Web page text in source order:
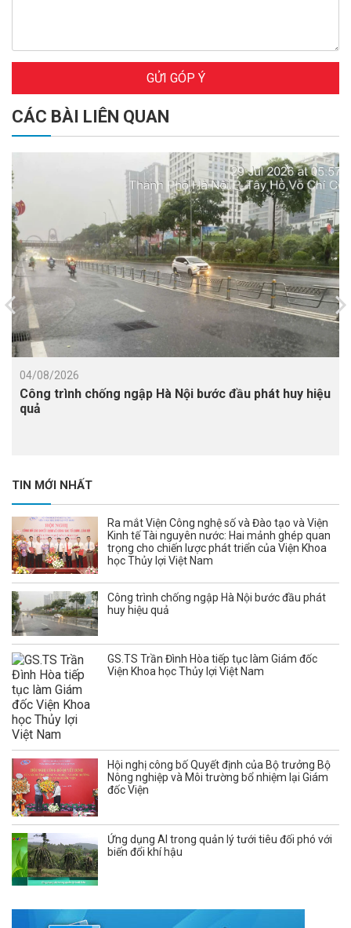
GỬI GÓP Ý
CÁC BÀI LIÊN QUAN
04/08/2026
Công trình chống ngập Hà Nội bước đầu phát huy hiệu
quả
TIN MỚI NHẤT
Ra mắt Viện Công nghệ số và Đào tạo và Viện
Kinh tế Tài nguyên nước: Hai mảnh ghép quan
trọng cho chiến lược phát triển của Viện Khoa
học Thủy lợi Việt Nam
Công trình chống ngập Hà Nội bước đầu phát
huy hiệu quả
GS.TS Trần Đình Hòa tiếp tục làm Giám đốc
Viện Khoa học Thủy lợi Việt Nam
Hội nghị công bố Quyết định của Bộ trưởng Bộ
Nông nghiệp và Môi trường bổ nhiệm lại Giám
đốc Viện
Ứng dụng AI trong quản lý tưới tiêu đối phó với
biến đổi khí hậu